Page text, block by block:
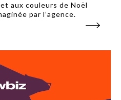
aux couleurs de Noël
par l’agence.